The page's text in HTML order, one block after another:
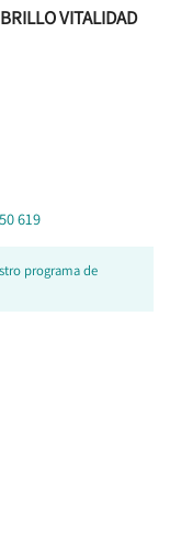
VITALIDAD
619
programa de